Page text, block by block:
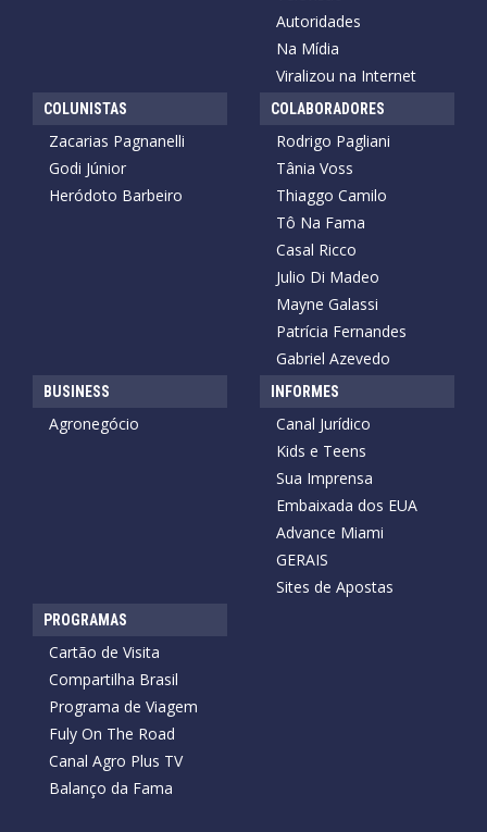
Autoridades
Na Mídia
Viralizou na Internet
COLUNISTAS
Zacarias Pagnanelli
Godi Júnior
Heródoto Barbeiro
COLABORADORES
Rodrigo Pagliani
Tânia Voss
Thiaggo Camilo
Tô Na Fama
Casal Ricco
Julio Di Madeo
Mayne Galassi
Patrícia Fernandes
Gabriel Azevedo
BUSINESS
Agronegócio
INFORMES
Canal Jurídico
Kids e Teens
Sua Imprensa
Embaixada dos EUA
Advance Miami
GERAIS
Sites de Apostas
PROGRAMAS
Cartão de Visita
Compartilha Brasil
Programa de Viagem
Fuly On The Road
Canal Agro Plus TV
Balanço da Fama